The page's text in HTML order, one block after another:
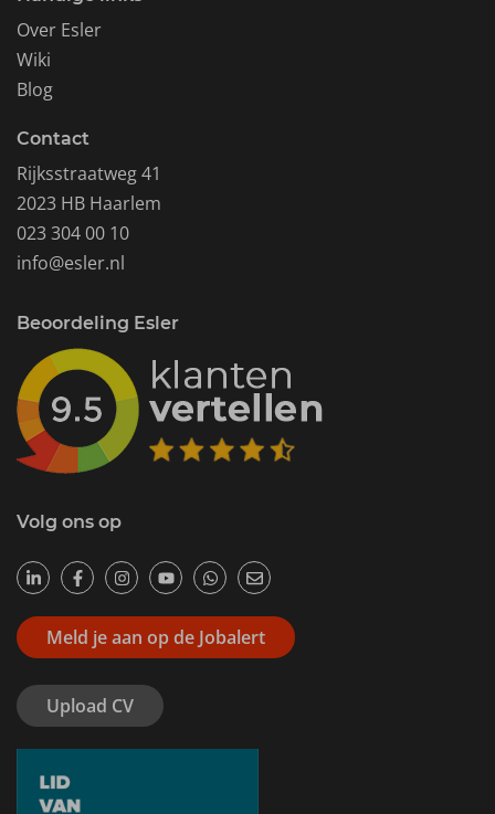
Over Esler
Wiki
Blog
Contact
Rijksstraatweg 41
2023 HB Haarlem
023 304 00 10
info@esler.nl
Beoordeling Esler
Volg ons op
Meld je aan op de Jobalert
Upload CV